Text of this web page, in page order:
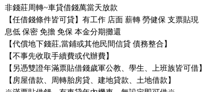
非錢莊周轉~車貸借錢萬當天放款
【任借錢條件皆可貸】有工作 店面 薪轉 勞健保 支票貼現
息低 保密 免擔 免保 本金分期攤還
【代償地下錢莊,當鋪或其他民間信貸 債務整合】
【不事先收取手續費或代辦費】
【另憑雙證年滿票貼借錢歲軍公教、學生、上班族皆可借】
【房屋借款、周轉胎房貸、建地貸款、土地借款】